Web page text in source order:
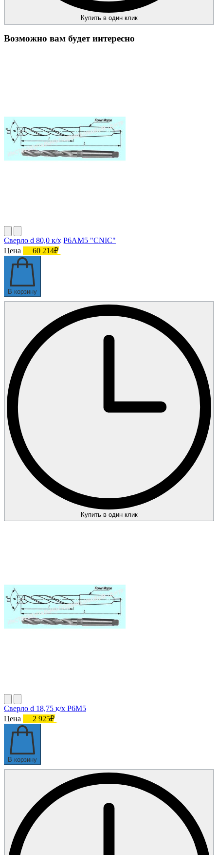
Купить в один клик
Возможно вам будет интересно
Сверло d 80,0 к/х Р6АМ5 "CNIC"
Цена
60 214₽
В корзину
Купить в один клик
Сверло d 18,75 к/х Р6М5
Цена
2 925₽
В корзину